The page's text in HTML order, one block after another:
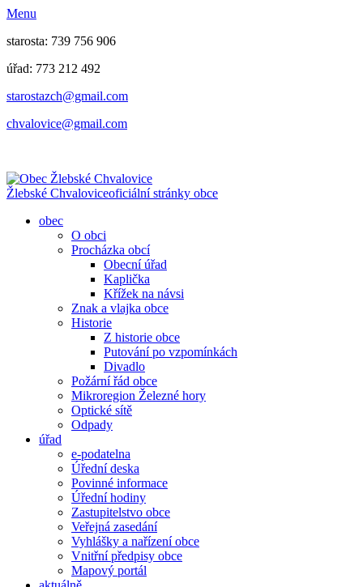
Menu
starosta: 739 756 906
úřad: 773 212 492
​​​​starostazch@gmail.com
​​​​chvalovice@gmail.com
Žlebské Chvaloviceoficiální stránky obce
obec
O obci
Procházka obcí
Obecní úřad
Kaplička
Křížek na návsi
Znak a vlajka obce
Historie
Z historie obce
Putování po vzpomínkách
Divadlo
Požární řád obce
Mikroregion Železné hory
Optické sítě
Odpady
úřad
e-podatelna
Úřední deska
Povinné informace
Úřední hodiny
Zastupitelstvo obce
Veřejná zasedání
Vyhlášky a nařízení obce
Vnitřní předpisy obce
Mapový portál